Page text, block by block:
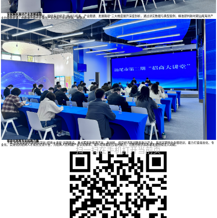
专家解析海洋产业发展蓝图
黄献培院长立足汕尾资源禀赋，围绕海洋经济“挑战与机遇、产业图谱、发展路径”三大维度展开深度剖析，通过详实数据与典型案例，精准研判新时期汕尾海洋产
业升级新机遇，创新提出现代化海洋产业招商引资新思路、新路径。
常态化培育专业招商力量
下来,市投资促进局将持续深化“招商大讲堂”品牌建设，重点聚焦新能源汽车、新材料、低空经济等战略性新兴产业，每月定期举办专题培训，着力打造常态化、专
业化、实效化的招商人才成长交流平台，为招商人员构建产业认知体系，提升项目甄别与谈判能力，为我市经济高质量发展持续注入动能。
扫一扫在手机打开当前页